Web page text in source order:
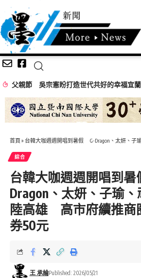
首頁 » 台韓大咖週週開唱到暑假 G-Dragon、太妍、子瑜、頑童即將登陸
綜合
台韓大咖週週開唱到
Dragon、太妍、子瑜
陸高雄 高市府續推商
券50元
王 承綸Published: 2026/05/21